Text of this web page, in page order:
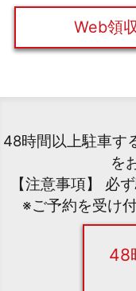
Web領
48時間以上駐車す
を
【注意事項】 必
※ご予約を受け
48